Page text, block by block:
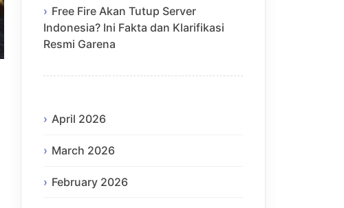
Free Fire Akan Tutup Server
Indonesia? Ini Fakta dan Klarifikasi
Resmi Garena
April 2026
March 2026
February 2026